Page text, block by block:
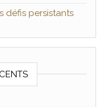
défis persistants